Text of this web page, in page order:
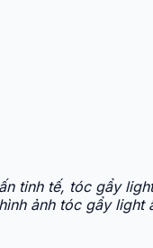
tinh tế, tóc gẩy
ảnh tóc gẩy